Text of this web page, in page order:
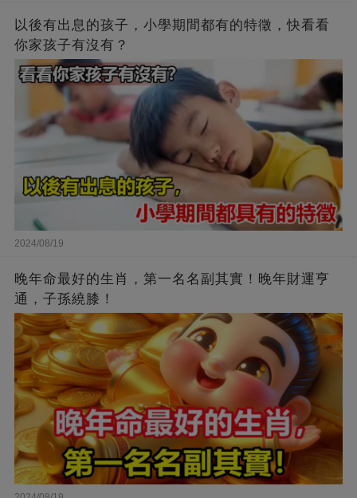
以後有出息的孩子，小學期間都有的特徵，快看看
你家孩子有沒有？
2024/08/19
晚年命最好的生肖，第一名名副其實！晚年財運亨
通，子孫繞膝！